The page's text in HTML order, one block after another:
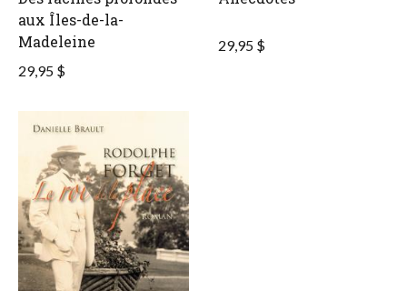
aux Îles-de-la-
Madeleine
29,95 $
29,95 $